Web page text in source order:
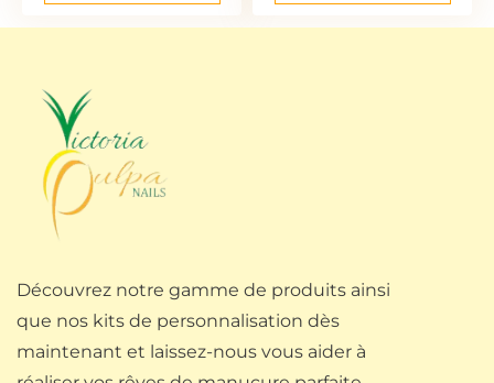
Découvrez notre gamme de produits ainsi
que nos kits de personnalisation dès
maintenant et laissez-nous vous aider à